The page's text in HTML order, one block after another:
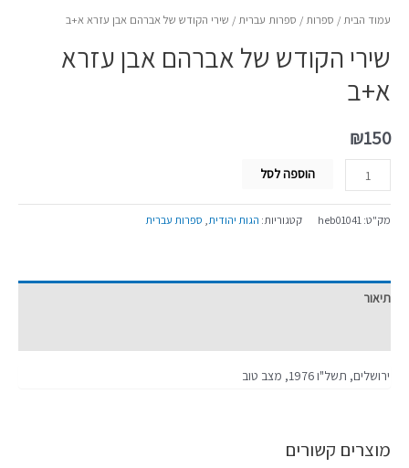
עמוד הבית / ספרות / ספרות עברית / שירי הקודש של אברהם אבן עזרא א+ב
שירי הקודש של אברהם אבן עזרא
א+ב
₪150
הוספה לסל
מק"ט:heb01041 קטגוריות: הגות יהודית, ספרות עברית
תיאור
ירושלים, תשל"ו 1976, מצב טוב
מוצרים קשורים